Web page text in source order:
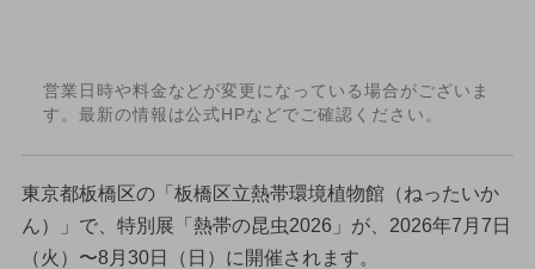
営業日時や料金などが変更になっている場合がございま
す。最新の情報は公式HPなどでご確認ください。
東京都板橋区の「板橋区立熱帯環境植物館（ねったいか
ん）」で、特別展「熱帯の昆虫2026」が、2026年7月7日
（火）〜8月30日（日）に開催されます。